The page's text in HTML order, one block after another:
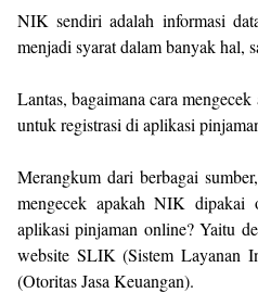
NIK sendiri adalah informasi
menjadi syarat dalam banyak hal,
Lantas, bagaimana cara
untuk registrasi di aplikasi
Merangkum dari berbagai
mengecek apakah NIK dipakai
aplikasi pinjaman online? Yaitu
website SLIK (Sistem Layanan
(Otoritas Jasa Keuangan).